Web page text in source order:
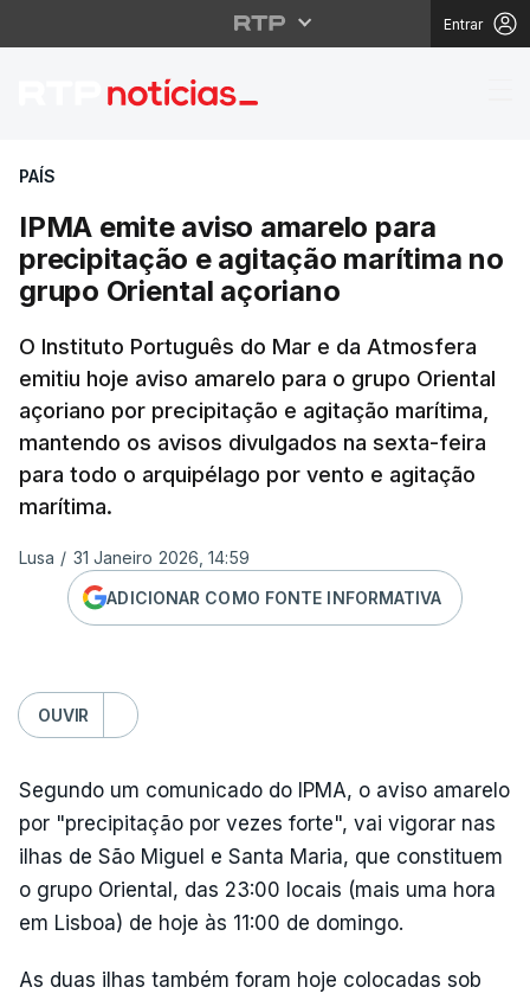
Entrar
IPMA emite aviso
PAÍS
IPMA emite aviso amarelo para
precipitação e agitação marítima no
grupo Oriental açoriano
O Instituto Português do Mar e da Atmosfera
emitiu hoje aviso amarelo para o grupo Oriental
açoriano por precipitação e agitação marítima,
mantendo os avisos divulgados na sexta-feira
para todo o arquipélago por vento e agitação
marítima.
Lusa / 31 Janeiro 2026, 14:59
ADICIONAR COMO FONTE INFORMATIVA
OUVIR
Segundo um comunicado do IPMA, o aviso amarelo
por "precipitação por vezes forte", vai vigorar nas
ilhas de São Miguel e Santa Maria, que constituem
o grupo Oriental, das 23:00 locais (mais uma hora
em Lisboa) de hoje às 11:00 de domingo.
As duas ilhas também foram hoje colocadas sob